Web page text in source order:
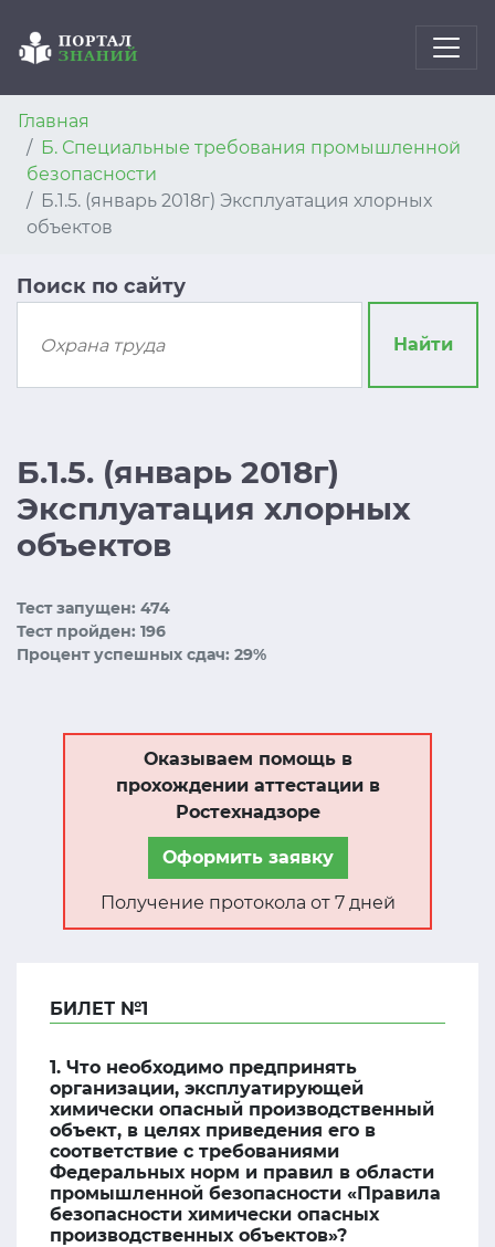
Главная
Б. Специальные требования промышленной
безопасности
Б.1.5. (январь 2018г) Эксплуатация хлорных
объектов
Поиск по сайту
Найти
Б.1.5. (январь 2018г)
Эксплуатация хлорных
объектов
Тест запущен: 474
Тест пройден: 196
Процент успешных сдач: 29%
Оказываем помощь в
прохождении аттестации в
Ростехнадзоре
Оформить заявку
Получение протокола от 7 дней
БИЛЕТ №1
1. Что необходимо предпринять
организации, эксплуатирующей
химически опасный производственный
объект, в целях приведения его в
соответствие с требованиями
Федеральных норм и правил в области
промышленной безопасности «Правила
безопасности химически опасных
производственных объектов»?